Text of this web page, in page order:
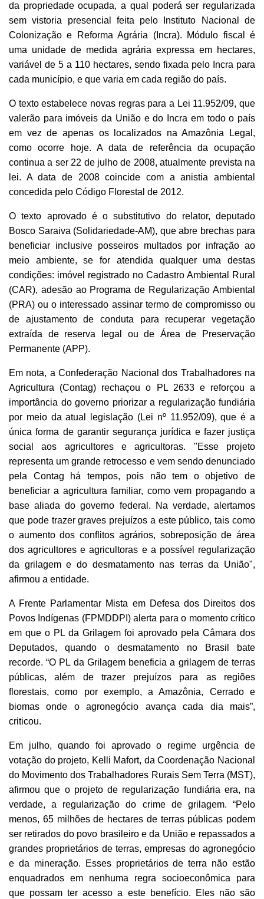
da propriedade ocupada, a qual poderá ser regularizada
sem vistoria presencial feita pelo Instituto Nacional de
Colonização e Reforma Agrária (Incra). Módulo fiscal é
uma unidade de medida agrária expressa em hectares,
variável de 5 a 110 hectares, sendo fixada pelo Incra para
cada município, e que varia em cada região do país.
O texto estabelece novas regras para a Lei 11.952/09, que
valerão para imóveis da União e do Incra em todo o país
em vez de apenas os localizados na Amazônia Legal,
como ocorre hoje. A data de referência da ocupação
continua a ser 22 de julho de 2008, atualmente prevista na
lei. A data de 2008 coincide com a anistia ambiental
concedida pelo Código Florestal de 2012.
O texto aprovado é o substitutivo do relator, deputado
Bosco Saraiva (Solidariedade-AM), que abre brechas para
beneficiar inclusive posseiros multados por infração ao
meio ambiente, se for atendida qualquer uma destas
condições: imóvel registrado no Cadastro Ambiental Rural
(CAR), adesão ao Programa de Regularização Ambiental
(PRA) ou o interessado assinar termo de compromisso ou
de ajustamento de conduta para recuperar vegetação
extraída de reserva legal ou de Área de Preservação
Permanente (APP).
Em nota, a Confederação Nacional dos Trabalhadores na
Agricultura (Contag) rechaçou o PL 2633 e reforçou a
importância do governo priorizar a regularização fundiária
por meio da atual legislação (Lei nº 11.952/09), que é a
única forma de garantir segurança jurídica e fazer justiça
social aos agricultores e agricultoras. "Esse projeto
representa um grande retrocesso e vem sendo denunciado
pela Contag há tempos, pois não tem o objetivo de
beneficiar a agricultura familiar, como vem propagando a
base aliada do governo federal. Na verdade, alertamos
que pode trazer graves prejuízos a este público, tais como
o aumento dos conflitos agrários, sobreposição de área
dos agricultores e agricultoras e a possível regularização
da grilagem e do desmatamento nas terras da União",
afirmou a entidade.
A Frente Parlamentar Mista em Defesa dos Direitos dos
Povos Indígenas (FPMDDPI) alerta para o momento crítico
em que o PL da Grilagem foi aprovado pela Câmara dos
Deputados, quando o desmatamento no Brasil bate
recorde. “O PL da Grilagem beneficia a grilagem de terras
públicas, além de trazer prejuízos para as regiões
florestais, como por exemplo, a Amazônia, Cerrado e
biomas onde o agronegócio avança cada dia mais”,
criticou.
Em julho, quando foi aprovado o regime urgência de
votação do projeto, Kelli Mafort, da Coordenação Nacional
do Movimento dos Trabalhadores Rurais Sem Terra (MST),
afirmou que o projeto de regularização fundiária era, na
verdade, a regularização do crime de grilagem. “Pelo
menos, 65 milhões de hectares de terras públicas podem
ser retirados do povo brasileiro e da União e repassados a
grandes proprietários de terras, empresas do agronegócio
e da mineração. Esses proprietários de terra não estão
enquadrados em nenhuma regra socioeconômica para
que possam ter acesso a este benefício. Eles não são